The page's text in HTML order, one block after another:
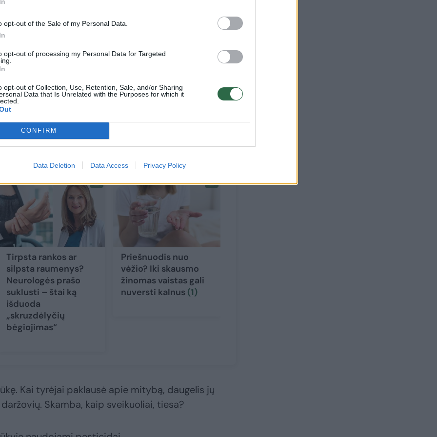
opt-out of the Sale of my Personal Data.
opt-out of processing my Personal Data for Targeted
opt-out of Collection, Use, Retention, Sale, and/or Sharing
Data that Is Unrelated with the Purposes for which it
CONFIRM
Data Deletion Data Access Privacy Policy
(Jungtinė Karalystė) biomedicinos mokslų
atkreipia dėmesį, kad bangas sukėlęs tyrimas
paskelbtas moksliniame žurnale.
o tyrime dalyvavo 187 žmonės,
vėžiu.
Tirpsta rankos ar
silpsta raumenys?
Neurologės prašo
suklusti – štai ką
išduoda
„skruzdėlyčių
bėgiojimas“
Priešnuodis nuo
vėžio? Iki skausmo
žinomas vaistas gali
nuversti kalnus (1)
Kai tyrėjai paklausė apie mitybą, daugelis jų
Skamba, kaip sveikuoliai, tiesa?